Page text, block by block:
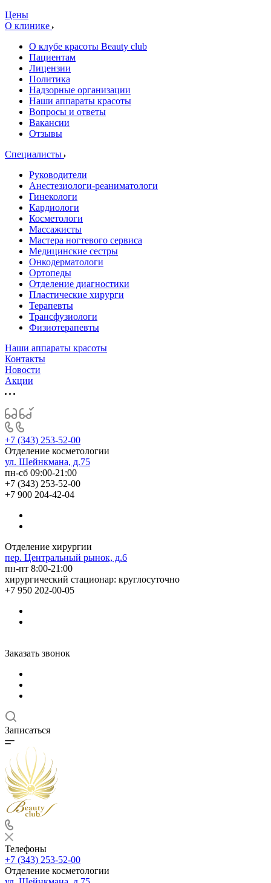
Цены
О клинике
О клубе красоты Beauty club
Пациентам
Лицензии
Политика
Надзорные организации
Наши аппараты красоты
Вопросы и ответы
Вакансии
Отзывы
Специалисты
Руководители
Анестезиологи-реаниматологи
Гинекологи
Кардиологи
Косметологи
Массажисты
Мастера ногтевого сервиса
Медицинские сестры
Онкодерматологи
Ортопеды
Отделение диагностики
Пластические хирурги
Терапевты
Трансфузиологи
Физиотерапевты
Наши аппараты красоты
Контакты
Новости
Акции
+7 (343) 253-52-00
Отделение косметологии
ул. Шейнкмана, д.75
пн-сб 09:00-21:00
+7 (343) 253-52-00
+7 900 204-42-04
Отделение хирургии
пер. Центральный рынок, д.6
пн-пт 8:00-21:00
хирургический стационар: круглосуточно
+7 950 202-00-05
Заказать звонок
Записаться
Телефоны
+7 (343) 253-52-00
Отделение косметологии